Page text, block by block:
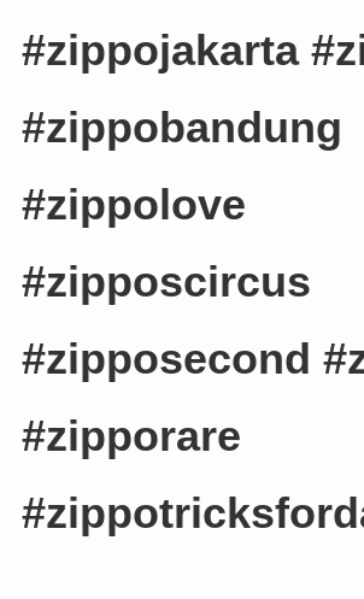
#zippojakarta
#zippobandung
#zippolove
#zipposcircus
#zipposecond
#zipporare